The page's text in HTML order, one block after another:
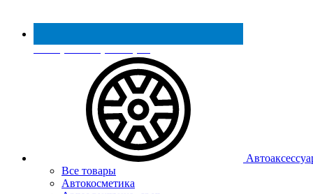
Реестр МинПромТорга
Все товары
Автокосметика